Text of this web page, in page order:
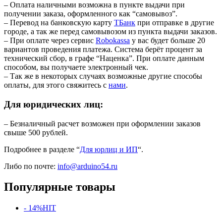
– Оплата наличными возможна в пункте выдачи при
получении заказа, оформленного как “самовывоз”.
– Перевод на банковскую карту TБанк при отправке в другие
городе, а так же перед самовывозом из пункта выдачи заказов.
– При оплате через сервис Robokassa у вас будет больше 20
вариантов проведения платежа. Система берёт процент за
технический сбор, в графе “Наценка”. При оплате данным
способом, вы получаете электронный чек.
– Так же в некоторых случаях возможные другие способы
оплаты, для этого свяжитесь с нами.
Для юридических лиц:
– Безналичный расчет возможен при оформлении заказов
свыше 500 рублей.
Подробнее в разделе “Для юрлиц и ИП“.
Либо по почте: info@arduino54.ru
Популярные товары
- 14%HIT